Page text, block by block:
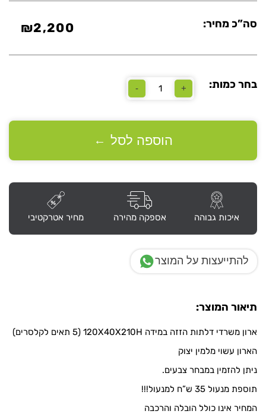
סה”כ מחיר: ₪2,200
בחר כמות: +
כמות
במידה
-
הוספה לסל ←
איכות גבוהה אספקה מהירה מחיר אטרקטיבי
להתייעצות על המוצר
תיאור המוצר:
ארון משרדי דלתות הזזה במידה 120X40X210H (5 תאים לקלסרים)
הארון עשוי מלמין יצוק
ניתן להזמין במבחר צבעים.
תוספת מנעול 35 ש”ח למנעול!!!
המחיר אינו כולל הובלה והרכבה